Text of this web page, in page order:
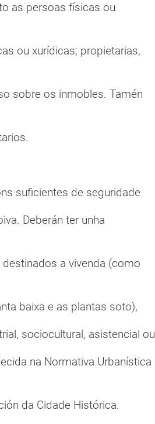
as persoas físicas ou
ou xurídicas; propietarias,
sobre os inmobles. Tamén
suficientes de seguridade
Deberán ter unha
a vivenda (como
baixa e as plantas soto),
sociocultural, asistencial ou
na Normativa Urbanística
da Cidade Histórica.